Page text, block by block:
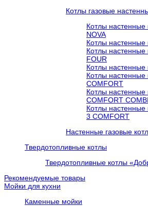
Котлы газовые
Котлы настенные
NOVA
Котлы настенные
Котлы настенные
FOUR
Котлы настенные
Котлы настенные
COMFORT
Котлы настенные
COMFORT COMBI
Котлы настенные
3 COMFORT
Настенные газовые
Твердотопливные котлы
Твердотопливные котлы
Рекомендуемые товары
Мойки для кухни
Каменные мойки